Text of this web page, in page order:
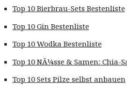
Top 10 Bierbrau-Sets Bestenliste
Top 10 Gin Bestenliste
Top 10 Wodka Bestenliste
Top 10 NÃ¼sse & Samen: Chia-
Top 10 Sets Pilze selbst anbauen